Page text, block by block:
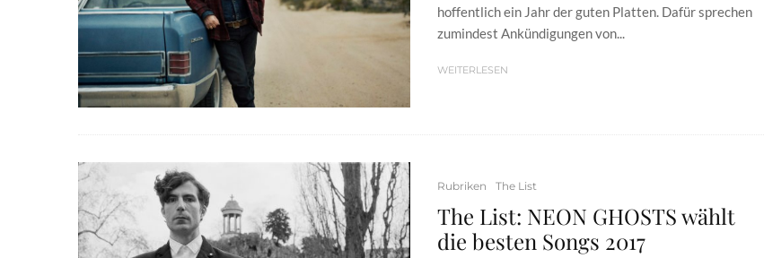
hoffentlich ein Jahr der guten Platten. Dafür sprechen
zumindest Ankündigungen von...
WEITERLESEN
Rubriken The List
The List: NEON GHOSTS wählt
die besten Songs 2017